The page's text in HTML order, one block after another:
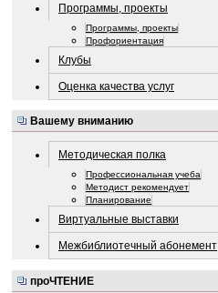
Программы, проекты
Программы, проекты
Профориентация
Клубы
Оценка качества услуг
Вашему вниманию
Методическая полка
Профессиональная учеба
Методист рекомендует
Планирование
Виртуальные выставки
Межбиблиотечный абонемент
проЧТЕНИЕ